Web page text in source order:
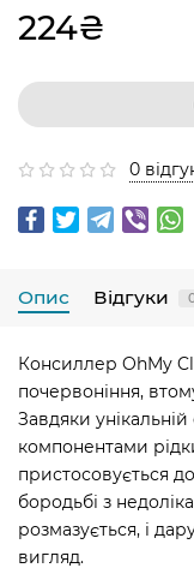
224₴
0
Опис Відгуки
Консиллер OhMy
почервоніння,
Завдяки
компонентами
пристосовується
бородьбі з
розмазується, і
вигляд.